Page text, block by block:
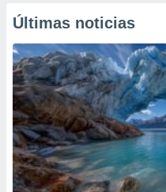
Últimas noticias